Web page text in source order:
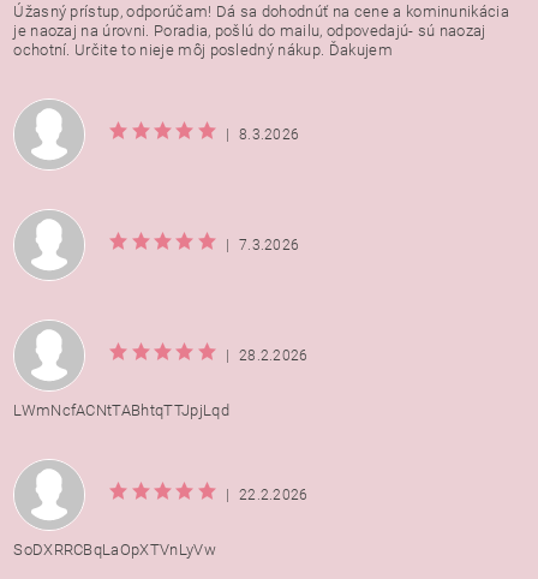
Úžasný prístup, odporúčam! Dá sa dohodnúť na cene a kominunikácia
je naozaj na úrovni. Poradia, pošlú do mailu, odpovedajú- sú naozaj
ochotní. Určite to nieje môj posledný nákup. Ďakujem
| 8.3.2026
| 7.3.2026
| 28.2.2026
LWmNcfACNtTABhtqTTJpjLqd
| 22.2.2026
SoDXRRCBqLaOpXTVnLyVw